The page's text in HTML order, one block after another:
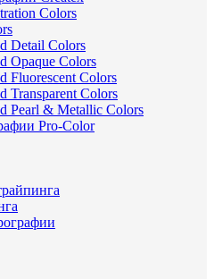
Colors
Detail Colors
Opaque Colors
Fluorescent Colors
Transparent Colors
Pearl & Metallic Colors
Pro-Color